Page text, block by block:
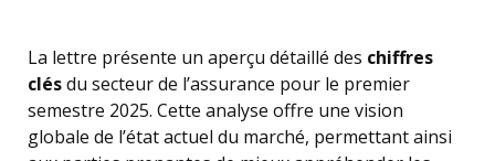
La lettre présente un aperçu détaillé des chiffres
clésdu secteur de l’assurance pour le premier
semestre 2025. Cette analyse offre une vision
globale de l’état actuel du marché, permettant ainsi